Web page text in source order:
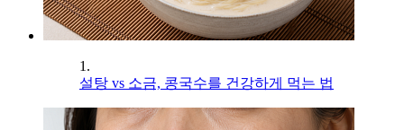
1.
설탕 vs 소금, 콩국수를 건강하게 먹는 법